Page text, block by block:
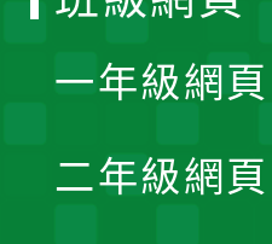
一年級網頁
二年級網頁